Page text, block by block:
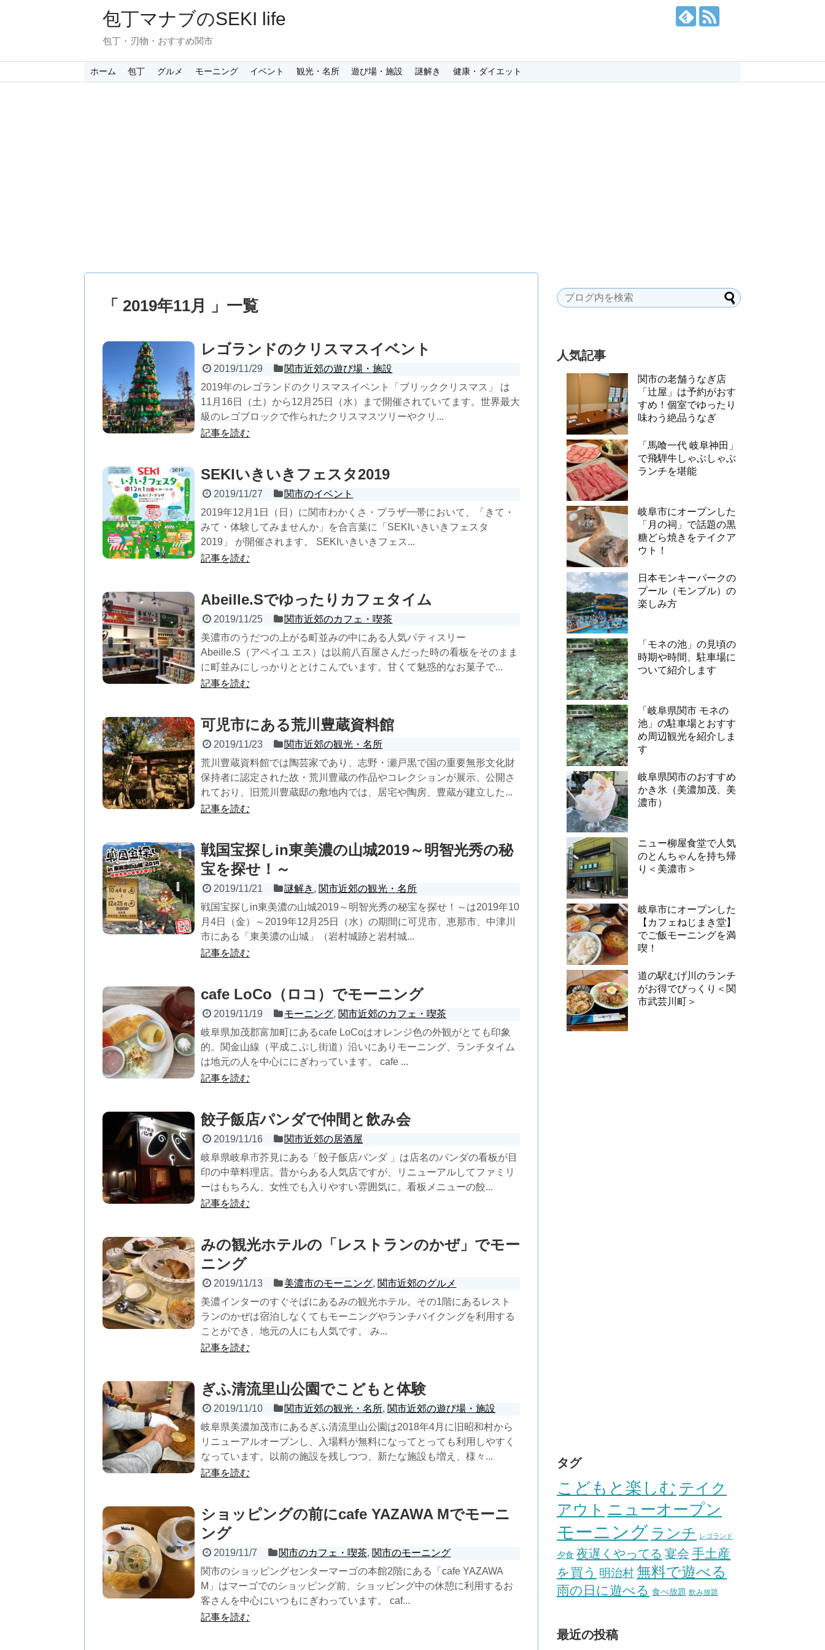
包丁マナブのSEKI life
包丁・刃物・おすすめ関市
ホーム 包丁 グルメ モーニング イベント 観光・名所 遊び場・施設 謎解き 健康・ダイエット
「 2019年11月 」一覧
レゴランドのクリスマスイベント
2019/11/29
関市近郊の遊び場・施設
2019年のレゴランドのクリスマスイベント「ブリッククリスマス」 は
11月16日（土）から12月25日（水）まで開催されていてます。世界最大
級のレゴブロックで作られたクリスマスツリーやクリ...
記事を読む
SEKIいきいきフェスタ2019
2019/11/27
関市のイベント
2019年12月1日（日）に関市わかくさ・プラザ一帯において、「きて・
みて・体験してみませんか」を合言葉に「SEKIいきいきフェスタ
2019」 が開催されます。 SEKIいきいきフェス...
記事を読む
Abeille.Sでゆったりカフェタイム
2019/11/25
関市近郊のカフェ・喫茶
美濃市のうだつの上がる町並みの中にある人気パティスリー
Abeille.S（アベイユ エス）は以前八百屋さんだった時の看板をそのまま
に町並みにしっかりととけこんでいます。甘くて魅惑的なお菓子で...
記事を読む
可児市にある荒川豊蔵資料館
2019/11/23
関市近郊の観光・名所
荒川豊蔵資料館では陶芸家であり、志野・瀬戸黒で国の重要無形文化財
保持者に認定された故・荒川豊蔵の作品やコレクションが展示、公開さ
れており、旧荒川豊蔵邸の敷地内では、居宅や陶房、豊蔵が建立した...
記事を読む
戦国宝探しin東美濃の山城2019～明智光秀の秘
宝を探せ！～
2019/11/21 謎解き , 関市近郊の観光・名所
戦国宝探しin東美濃の山城2019～明智光秀の秘宝を探せ！～は2019年10
月4日（金）～2019年12月25日（水）の期間に可児市、恵那市、中津川
市にある「東美濃の山城」（岩村城跡と岩村城...
記事を読む
cafe LoCo（ロコ）でモーニング
2019/11/19 モーニング, 関市近郊のカフェ・喫茶
岐阜県加茂郡富加町にあるcafe LoCoはオレンジ色の外観がとても印象
的。関金山線（平成こぶし街道）沿いにありモーニング、ランチタイム
は地元の人を中心ににぎわっています。 cafe ...
記事を読む
餃子飯店パンダで仲間と飲み会
2019/11/16
関市近郊の居酒屋
岐阜県岐阜市芥見にある「餃子飯店パンダ 」は店名のパンダの看板が目
印の中華料理店。昔からある人気店ですが、リニューアルしてファミリ
ーはもちろん、女性でも入りやすい雰囲気に。看板メニューの餃...
記事を読む
みの観光ホテルの「レストランのかぜ」でモー
ニング
2019/11/13 美濃市のモーニング, 関市近郊のグルメ
美濃インターのすぐそばにあるみの観光ホテル。その1階にあるレスト
ランのかぜは宿泊しなくてもモーニングやランチバイクングを利用する
ことができ、地元の人にも人気です。 み...
記事を読む
ぎふ清流里山公園でこどもと体験
2019/11/10 関市近郊の観光・名所, 関市近郊の遊び場・施設
岐阜県美濃加茂市にあるぎふ清流里山公園は2018年4月に旧昭和村から
リニューアルオープンし、入場料が無料になってとっても利用しやすく
なっています。以前の施設を残しつつ、新たな施設も増え、様々...
記事を読む
ショッピングの前にcafe YAZAWA Mでモーニ
ング
2019/11/7 関市のカフェ・喫茶, 関市のモーニング
関市のショッピングセンターマーゴの本館2階にある「cafe YAZAWA
M」はマーゴでのショッピング前、ショッピング中の休憩に利用するお
客さんを中心にいつもにぎわっています。 caf...
記事を読む
人気記事
関市の老舗うなぎ店
「辻屋」は予約がおす
すめ！個室でゆったり
味わう絶品うなぎ
「馬喰一代 岐阜神田」
で飛騨牛しゃぶしゃぶ
ランチを堪能
岐阜市にオープンした
「月の祠」で話題の黒
糖どら焼きをテイクア
ウト！
日本モンキーパークの
プール（モンプル）の
楽しみ方
「モネの池」の見頃の
時期や時間、駐車場に
ついて紹介します
「岐阜県関市 モネの
池」の駐車場とおすす
め周辺観光を紹介しま
す
岐阜県関市のおすすめ
かき氷（美濃加茂、美
濃市）
ニュー柳屋食堂で人気
のとんちゃんを持ち帰
り＜美濃市＞
岐阜市にオープンした
【カフェねじまき堂】
でご飯モーニングを満
喫！
道の駅むげ川のランチ
がお得でびっくり＜関
市武芸川町＞
タグ
こどもと楽しむ テイク
アウト ニューオープン
モーニング ランチ レゴランド
夕食 夜遅くやってる 宴会 手土産
を買う 明治村無料で遊べる
雨の日に遊べる 食べ放題 飲み放題
最近の投稿